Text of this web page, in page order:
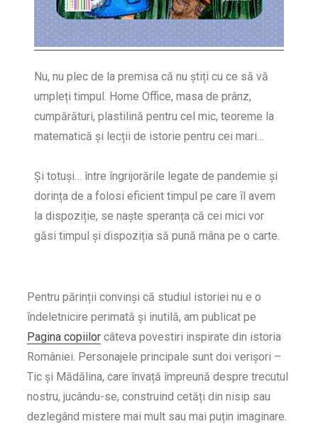
Nu, nu plec de la premisa că nu știți cu ce să vă
umpleți timpul. Home Office, masa de prânz,
cumpărături, plastilină pentru cel mic, teoreme la
matematică și lecții de istorie pentru cei mari…
Și totuși… între îngrijorările legate de pandemie și
dorința de a folosi eficient timpul pe care îl avem
la dispoziție, se naște speranța că cei mici vor
găsi timpul și dispoziția să pună mâna pe o carte.
Pentru părinții convinși că studiul istoriei nu e o
îndeletnicire perimată și inutilă, am publicat pe
Pagina copiilor câteva povestiri inspirate din istoria
României. Personajele principale sunt doi verișori –
Tic și Mădălina, care învață împreună despre trecutul
nostru, jucându-se, construind cetăți din nisip sau
dezlegând mistere mai mult sau mai puțin imaginare.